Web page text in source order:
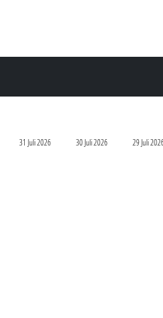
31 Juli 2026 30 Juli 2026 29 Juli